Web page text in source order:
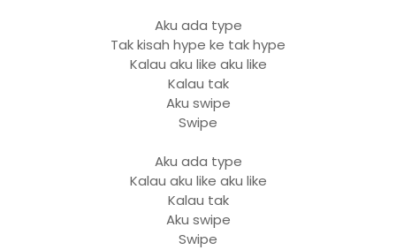
Aku ada type
Tak kisah hype ke tak hype
Kalau aku like aku like
Kalau tak
Aku swipe
Swipe
Aku ada type
Kalau aku like aku like
Kalau tak
Aku swipe
Swipe